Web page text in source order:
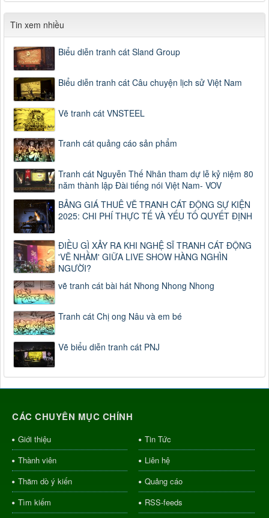
Tin xem nhiều
Biểu diễn tranh cát Sland Group
Biểu diễn tranh cát Câu chuyện lịch sử Việt Nam
Vẽ tranh cát VNSTEEL
Tranh cát quảng cáo sản phẩm
Tranh cát Nguyễn Thế Nhân tham dự lễ kỷ niệm 80
năm thành lập Đài tiếng nói Việt Nam- VOV
BẢNG GIÁ THUÊ VẼ TRANH CÁT ĐỘNG SỰ KIỆN
2025: CHI PHÍ THỰC TẾ VÀ YẾU TỐ QUYẾT ĐỊNH
ĐIỀU GÌ XẢY RA KHI NGHỆ SĨ TRANH CÁT ĐỘNG
'VẼ NHẦM' GIỮA LIVE SHOW HÀNG NGHÌN
NGƯỜI?
vẽ tranh cát bài hát Nhong Nhong Nhong
Tranh cát Chị ong Nâu và em bé
Vẽ biểu diễn tranh cát PNJ
CÁC CHUYÊN MỤC CHÍNH
Giới thiệu
Tin Tức
Thành viên
Liên hệ
Thăm dò ý kiến
Quảng cáo
Tìm kiếm
RSS-feeds